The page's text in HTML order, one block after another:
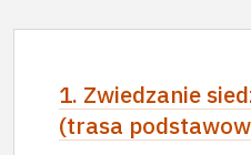
09:00-16:00 (ostatnia
się o godz. 16:00)
1. Zwiedzanie
(trasa